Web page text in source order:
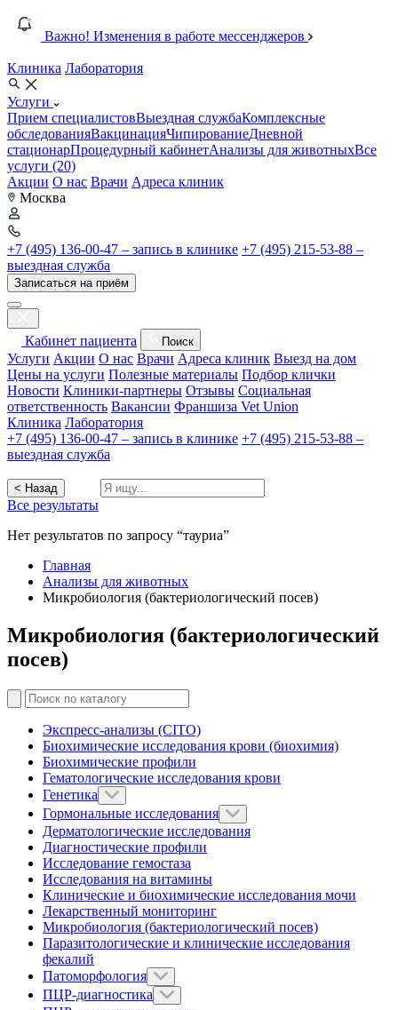
Важно! Изменения в работе мессенджеров
Клиника Лаборатория
Услуги
Прием специалистовВыездная службаКомплексные
обследованияВакцинацияЧипированиеДневной
стационарПроцедурный кабинетАнализы для животныхВсе
услуги (20)
Акции О нас Врачи Адреса клиник
Москва
+7 (495) 136-00-47 – запись в клинике +7 (495) 215-53-88 –
выездная служба
Записаться на приём
Кабинет пациента Поиск
Услуги Акции О нас Врачи Адреса клиник Выезд на дом
Цены на услуги Полезные материалы Подбор клички
Новости Клиники-партнеры Отзывы Социальная
ответственность Вакансии Франшиза Vet Union
Клиника Лаборатория
+7 (495) 136-00-47 – запись в клинике +7 (495) 215-53-88 –
выездная служба
< Назад
Все результаты
Нет результатов по запросу “тауриа”
Главная
Анализы для животных
Микробиология (бактериологический посев)
Микробиология (бактериологический
посев)
Экспресс-анализы (CITO)
Биохимические исследования крови (биохимия)
Биохимические профили
Гематологические исследования крови
Генетика
Гормональные исследования
Дерматологические исследования
Диагностические профили
Исследование гемостаза
Исследования на витамины
Клинические и биохимические исследования мочи
Лекарственный мониторинг
Микробиология (бактериологический посев)
Паразитологические и клинические исследования
фекалий
Патоморфология
ПЦР-диагностика